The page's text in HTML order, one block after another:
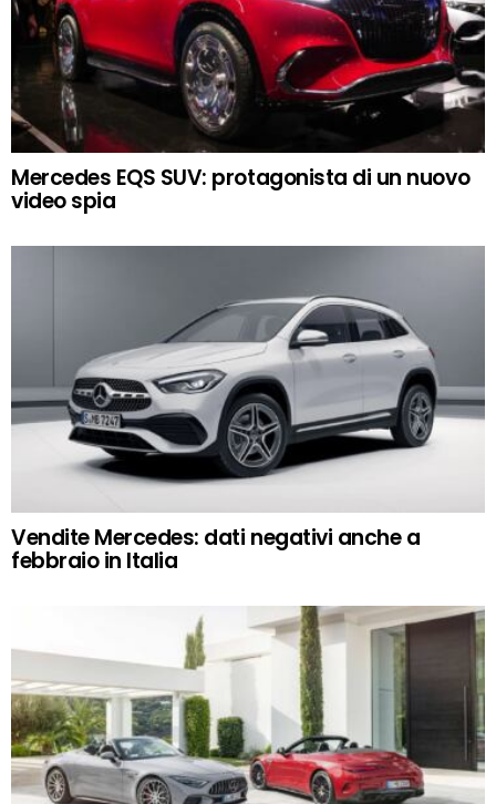
Mercedes EQS SUV: protagonista di un nuovo
video spia
Vendite Mercedes: dati negativi anche a
febbraio in Italia